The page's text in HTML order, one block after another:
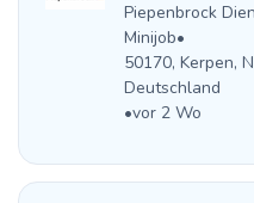
Piepenbrock
Minijob•
50170, Kerpen,
Deutschland
•vor 2 Wo